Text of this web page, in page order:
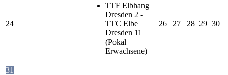
24
TTF Elbhang
Dresden 2 -
TTC Elbe
Dresden 11
(Pokal
Erwachsene)
26 27 28 29 30
31